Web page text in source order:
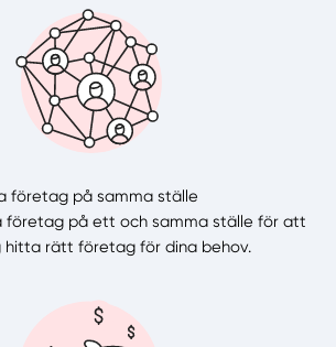
företag på samma ställe
företag på ett och samma ställe för att
hitta rätt företag för dina behov.